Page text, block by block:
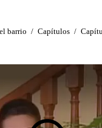
barrio / Capítulos /